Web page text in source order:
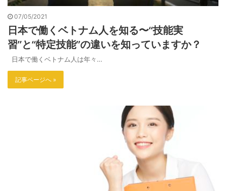
07/05/2021
日本で働くベトナム人を知る〜“技能実
習”と“特定技能”の違いを知っていますか？
日本で働くベトナム人は年々…
記事ページへ »